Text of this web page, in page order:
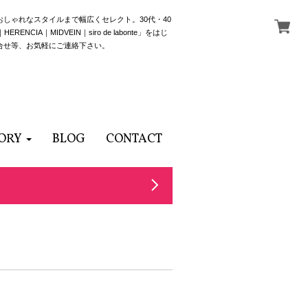
ゃれなスタイルまで幅広くセレクト。30代・40
｜MIDVEIN｜siro de labonte」をはじ
等、お気軽にご連絡下さい。
BLOG CONTACT